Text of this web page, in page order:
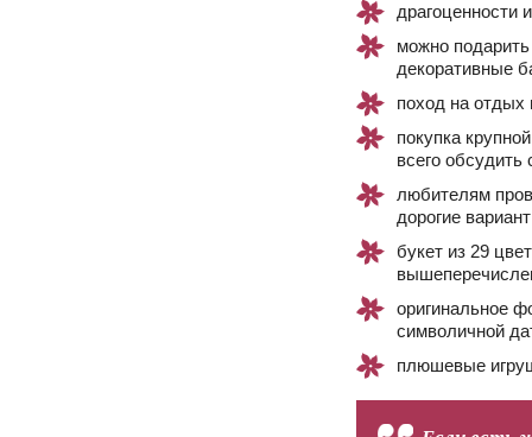
драгоценности
можно
декоративные
поход на отдых
покупка
всего обсудить
любителям
дорогие
букет из 29
оригинальное
символичной
плюшевые